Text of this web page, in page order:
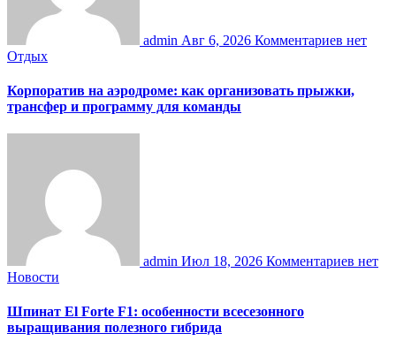
admin Авг 6, 2026 Комментариев нет
Отдых
Корпоратив на аэродроме: как организовать прыжки,
трансфер и программу для команды
admin Июл 18, 2026 Комментариев нет
Новости
Шпинат El Forte F1: особенности всесезонного
выращивания полезного гибрида